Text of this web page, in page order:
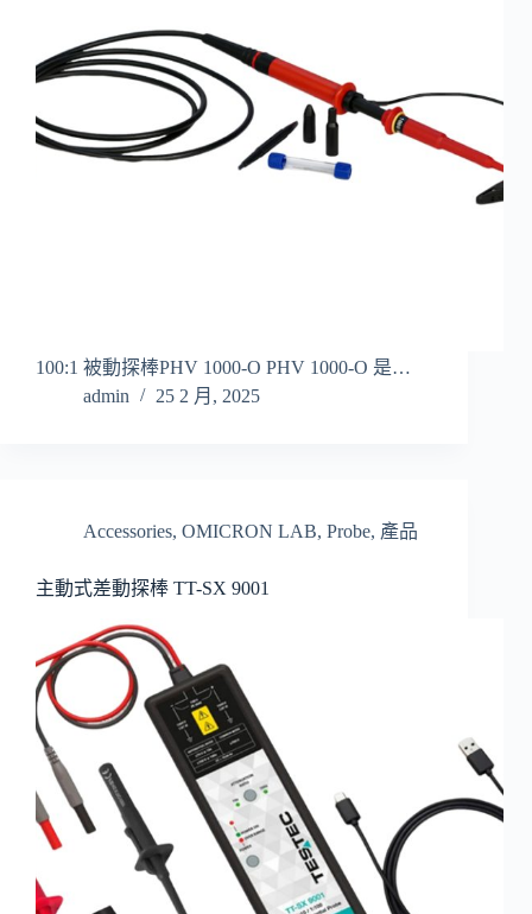
100:1 被動探棒PHV 1000-O PHV 1000-O 是…
admin
25 2 月, 2025
Accessories, OMICRON LAB, Probe, 產品
主動式差動探棒 TT-SX 9001